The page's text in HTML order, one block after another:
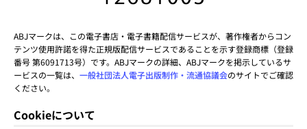
ABJマークは、この電子書店・電子書籍配信サービスが、著作権者からコン
テンツ使用許諾を得た正規版配信サービスであることを示す登録商標（登録
番号 第6091713号）です。ABJマークの詳細、ABJマークを掲示しているサ
ービスの一覧は、 一般社団法人電子出版制作・流通協議会のサイトでご確認
ください。
Cookieについて